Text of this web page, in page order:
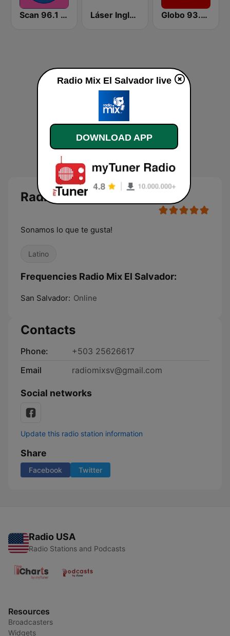
Scan 96.1 FM Láser Inglés 92.9 Globo 93.3 FM
Radio Mix El Salvador
Sonamos lo que te gusta!
Latino
Frequencies Radio Mix El Salvador:
San Salvador: Online
Contacts
Phone:
+503 25626617
Email
radiomixsv@gmail.com
Social networks
Update this radio station information
Share
Facebook Twitter
Radio USA
Radio Stations and Podcasts
Resources
Broadcasters
Widgets
Radio Mix El Salvador live
DOWNLOAD APP